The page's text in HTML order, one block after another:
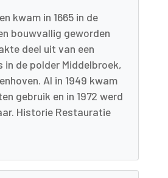
kwam in 1665 in de
bouwvallig geworden
deel uit van een
de polder Middelbroek,
Al in 1949 kwam
gebruik en in 1972 werd
Historie Restauratie